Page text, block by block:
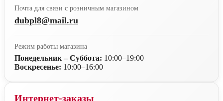
Почта для связи с розничным магазином
dubpl8@mail.ru
Режим работы магазина
Понедельник – Суббота: 10:00–19:00
Воскресенье: 10:00–16:00
Интернет-заказы